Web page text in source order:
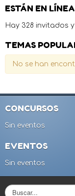
ESTÁN EN LÍNEA
Hay 328 invitados
TEMAS
No se han
CONCURSOS
Sin eventos
EVENTOS
Sin eventos
B